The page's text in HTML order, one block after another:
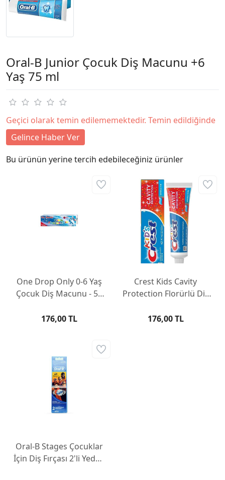
Oral-B Junior Çocuk Diş Macunu +6
Yaş 75 ml
Geçici olarak temin edilememektedir. Temin edildiğinde
Gelince Haber Ver
Bu ürünün yerine tercih edebileceğiniz ürünler
One Drop Only 0-6 Yaş
Çocuk Diş Macunu - 50
176,00 TL
Crest Kids Cavity
Protection Florürlü Diş
176,00 TL
Oral-B Stages Çocuklar
İçin Diş Fırçası 2'li Yedek